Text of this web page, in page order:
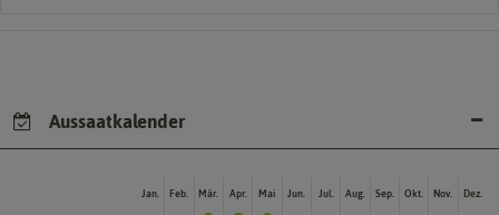
Aussaatkalender
Jan. Feb. Mär. Apr. Mai Jun. Jul. Aug. Sep. Okt. Nov. Dez.